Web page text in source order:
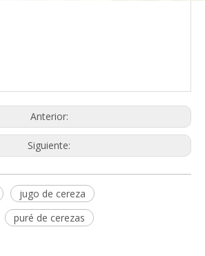
Anterior:
Siguiente:
jugo de cereza
puré de cerezas